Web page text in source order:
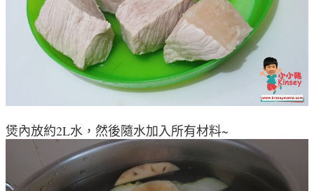
煲內放約2L水，然後隨水加入所有材料~